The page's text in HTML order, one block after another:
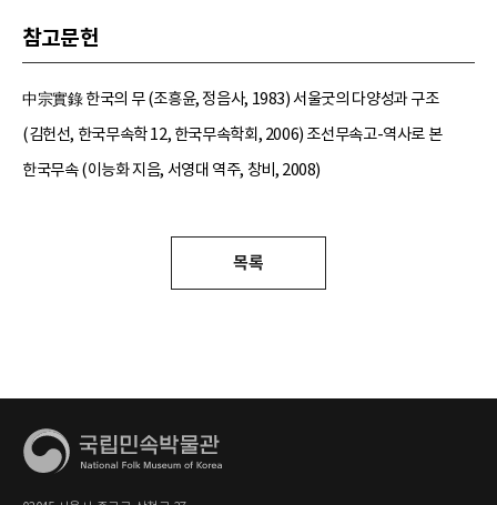
참고문헌
中宗實錄 한국의 무 (조흥윤, 정음사, 1983) 서울굿의 다양성과 구조
(김헌선, 한국무속학 12, 한국무속학회, 2006) 조선무속고-역사로 본
한국무속 (이능화 지음, 서영대 역주, 창비, 2008)
목록